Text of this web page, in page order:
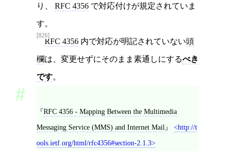
り、 RFC 4356 で対応付けが規定されていま
す。
[826]
RFC 4356 内で対応が明記されていない頭
欄は、変更せずにそのまま素通しにするべき
です。
RFC 4356 - Mapping Between the Multimedia
Messaging Service (MMS) and Internet Mail
http://t
ools.ietf.org/html/rfc4356#section-2.1.3